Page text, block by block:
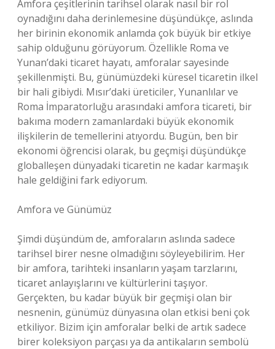
Amfora çeşitlerinin tarihsel olarak nasıl bir rol
oynadığını daha derinlemesine düşündükçe, aslında
her birinin ekonomik anlamda çok büyük bir etkiye
sahip olduğunu görüyorum. Özellikle Roma ve
Yunan’daki ticaret hayatı, amforalar sayesinde
şekillenmişti. Bu, günümüzdeki küresel ticaretin ilkel
bir hali gibiydi. Mısır’daki üreticiler, Yunanlılar ve
Roma İmparatorluğu arasındaki amfora ticareti, bir
bakıma modern zamanlardaki büyük ekonomik
ilişkilerin de temellerini atıyordu. Bugün, ben bir
ekonomi öğrencisi olarak, bu geçmişi düşündükçe
globalleşen dünyadaki ticaretin ne kadar karmaşık
hale geldiğini fark ediyorum.
Amfora ve Günümüz
Şimdi düşündüm de, amforaların aslında sadece
tarihsel birer nesne olmadığını söyleyebilirim. Her
bir amfora, tarihteki insanların yaşam tarzlarını,
ticaret anlayışlarını ve kültürlerini taşıyor.
Gerçekten, bu kadar büyük bir geçmişi olan bir
nesnenin, günümüz dünyasına olan etkisi beni çok
etkiliyor. Bizim için amforalar belki de artık sadece
birer koleksiyon parçası ya da antikaların sembolü